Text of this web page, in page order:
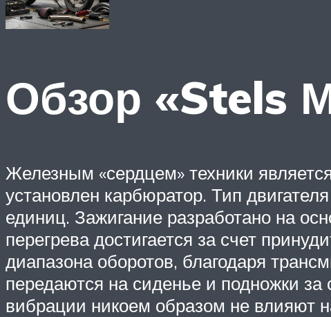
Обзор «Stels
Железным «сердцем» техники
установлен карбюратор. Тип
единиц. Зажигание разработано на
перегрева достигается за счет
диапазона оборотов, благодаря
передаются на сиденье и подножки за
вибрации никоем образом не влияют